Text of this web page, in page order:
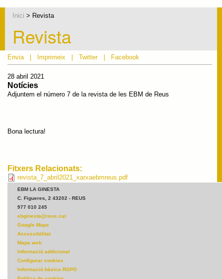
Inici > Revista
Revista
Envia | Imprimeix | Twitter | Facebook
28 abril 2021
Notícies
Adjuntem el número 7 de la revista de les EBM de Reus
Bona lectura!
Fitxers Relacionats:
revista_7_abril2021_xarxaebmreus.pdf
EBM LA GINESTA
C. Figueres, 2 43202 - REUS
977 010 245
ebginesta@reus.cat
Google Maps
Accessibilitat
Mapa web
Informació addicional
Configurar cookies
Informació bàsica RGPD